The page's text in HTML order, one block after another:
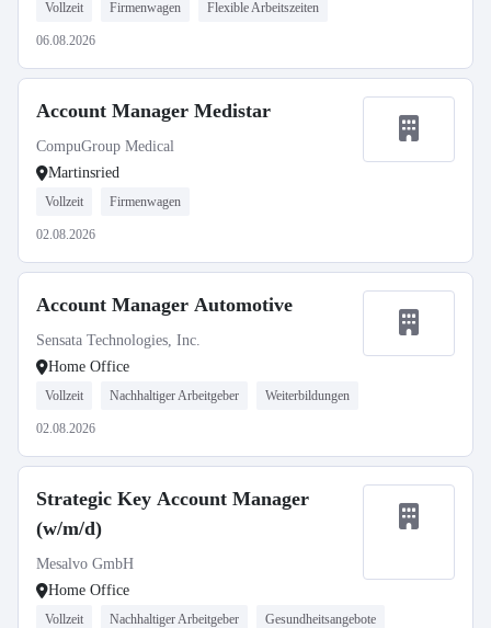
Vollzeit Firmenwagen Flexible Arbeitszeiten
06.08.2026
Account Manager Medistar
CompuGroup Medical
Martinsried
Vollzeit Firmenwagen
02.08.2026
Account Manager Automotive
Sensata Technologies, Inc.
Home Office
Vollzeit Nachhaltiger Arbeitgeber Weiterbildungen
02.08.2026
Strategic Key Account Manager
(w/m/d)
Mesalvo GmbH
Home Office
Vollzeit Nachhaltiger Arbeitgeber Gesundheitsangebote